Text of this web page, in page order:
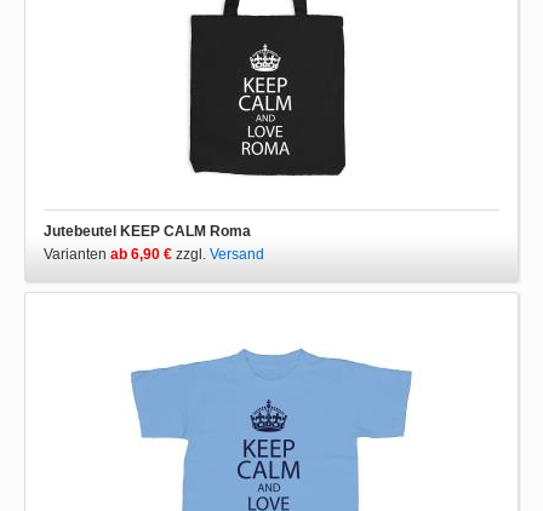
Jutebeutel KEEP CALM Roma
Varianten ab 6,90 € zzgl. Versand